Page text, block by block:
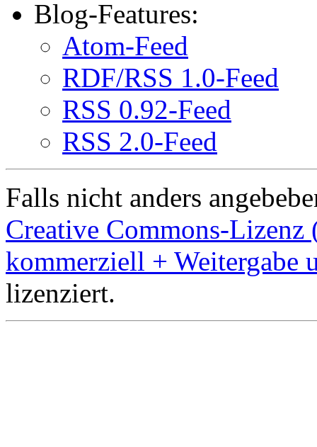
Blog-Features:
Atom-Feed
RDF/RSS 1.0-Feed
RSS 0.92-Feed
RSS 2.0-Feed
Falls nicht anders
Creative Commons-Lizenz
kommerziell + Weitergabe
lizenziert.